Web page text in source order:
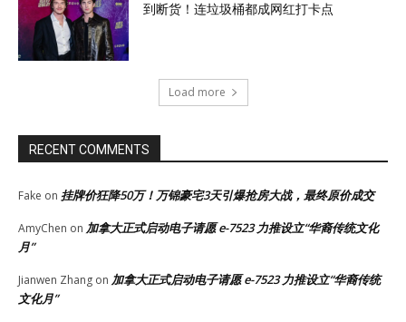
到断货！连垃圾桶都成网红打卡点
Load more
RECENT COMMENTS
Fake on 挂牌价狂降50万！万锦豪宅3天引爆抢房大战，最终原价成交
AmyChen on 加拿大正式启动电子请愿 e-7523 力推设立“华裔传统文化
月”
Jianwen Zhang on 加拿大正式启动电子请愿 e-7523 力推设立“华裔传统
文化月”